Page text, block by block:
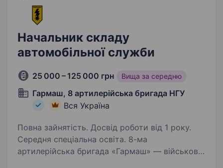
Начальник складу
автомобільної служби
25 000 – 125 000 грн Вища за середню
Гармаш, 8 артилерійська бригада НГУ
Вся Україна
Повна зайнятість. Досвід роботи від 1 року.
Середня спеціальна освіта. 8-ма
артилерійська бригада «Гармаш» — військове